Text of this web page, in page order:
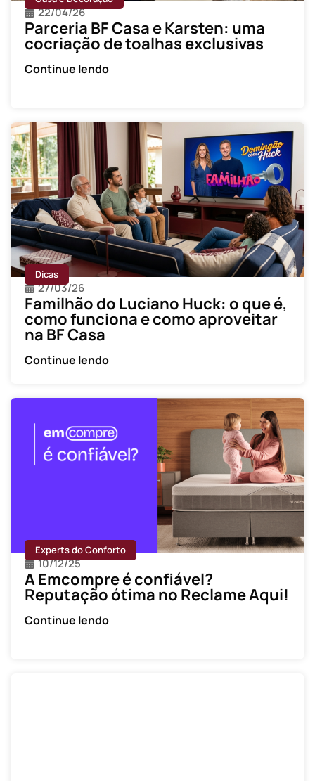
22/04/26
Parceria BF Casa e Karsten: uma
cocriação de toalhas exclusivas
Continue lendo
Dicas
27/03/26
Familhão do Luciano Huck: o que é,
como funciona e como aproveitar
na BF Casa
Continue lendo
Experts do Conforto
10/12/25
A Emcompre é confiável?
Reputação ótima no Reclame Aqui!
Continue lendo